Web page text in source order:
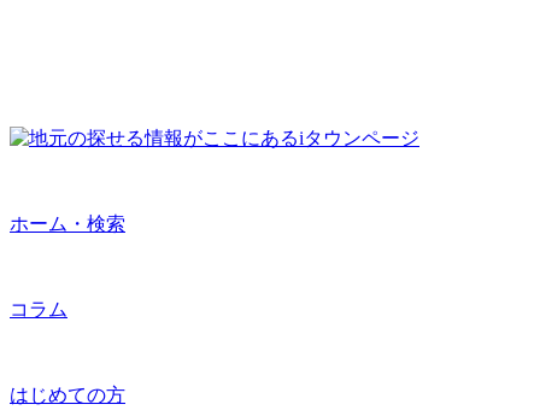
ホーム・検索
コラム
はじめての方